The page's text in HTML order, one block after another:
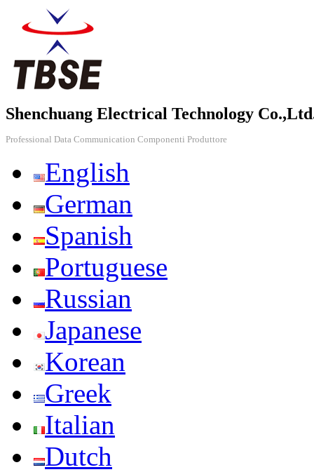
Shenchuang Electrical Technology
Professional Data Communication Componenti Produttore
English
German
Spanish
Portuguese
Russian
Japanese
Korean
Greek
Italian
Dutch